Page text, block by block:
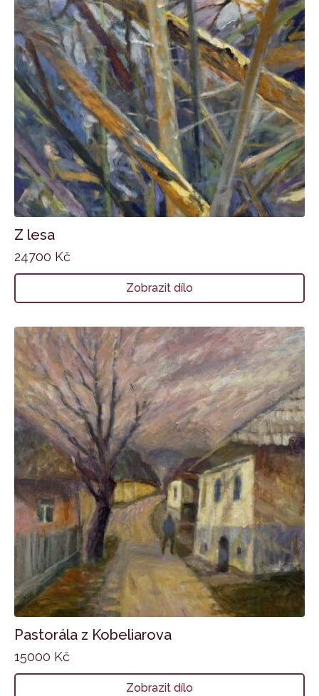
Z lesa
24700 Kč
Zobrazit dílo
Pastorála z Kobeliarova
15000 Kč
Zobrazit dílo